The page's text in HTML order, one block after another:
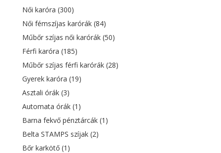
Női karóra (300)
Női fémszíjas karórák (84)
Műbőr szíjas női karórák (50)
Férfi karóra (185)
Műbőr szíjas férfi karórák (28)
Gyerek karóra (19)
Asztali órák (3)
Automata órák (1)
Barna fekvő pénztárcák (1)
Belta STAMPS szíjak (2)
Bőr karkötő (1)